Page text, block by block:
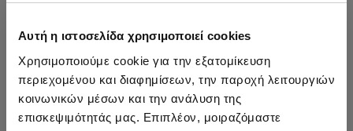
Αυτή η ιστοσελίδα χρησιμοποιεί cookies
Χρησιμοποιούμε cookie για την εξατομίκευση
περιεχομένου και διαφημίσεων, την παροχή λειτουργιών
κοινωνικών μέσων και την ανάλυση της
επισκεψιμότητάς μας. Επιπλέον, μοιραζόμαστε
Cozy Rib TENCEL™ Modal
Γυναικείο Rio Σλιπ
Cozy Rib TENCEL™ Modal
Γυναικείο Brazilian Σλιπ με